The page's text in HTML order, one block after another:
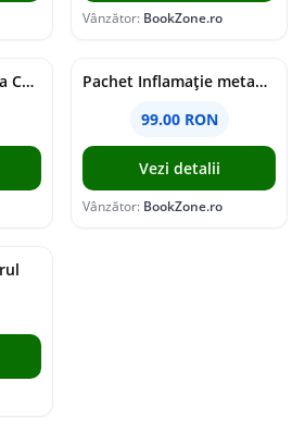
Vânzător: BookZone.ro
Efectul Graham. Seria Campus Diaries Vol.1
Pachet Inflamație metabolism și creier
99.00 RON
Vezi detalii
Vânzător: BookZone.ro